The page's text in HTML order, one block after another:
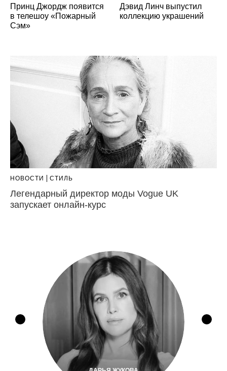
Принц Джордж появится
в телешоу «Пожарный
Сэм»
Дэвид Линч выпустил
коллекцию украшений
НОВОСТИ СТИЛЬ
Легендарный директор моды Vogue UK
запускает онлайн-курс